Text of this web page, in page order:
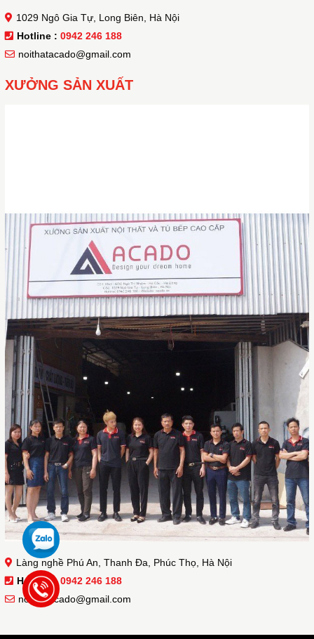
1029 Ngô Gia Tự, Long Biên, Hà Nội
Hotline : 0942 246 188
noithatacado@gmail.com
XƯỞNG SẢN XUẤT
Làng nghề Phú An, Thanh Đa, Phúc Thọ, Hà Nội
Hotline :0942 246 188
noithatacado@gmail.com